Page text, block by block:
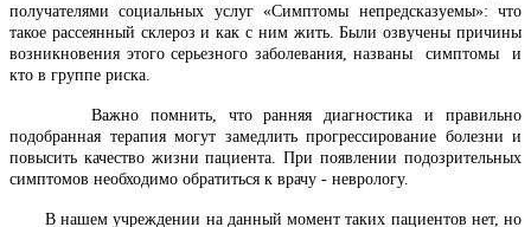
получателями социальных услуг «Симптомы непредсказуемы»: что
такое рассеянный склероз и как с ним жить. Были озвучены причины
возникновения этого серьезного заболевания, названы симптомы и
кто в группе риска.
Важно помнить, что ранняя диагностика и правильно
подобранная терапия могут замедлить прогрессирование болезни и
повысить качество жизни пациента. При появлении подозрительных
симптомов необходимо обратиться к врачу - неврологу.
В нашем учреждении на данный момент таких пациентов нет, но